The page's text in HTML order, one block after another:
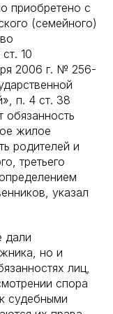
приобретено с
(семейного)
10
2006 г. № 256-
п. 4 ст. 38
жилое
родителей и
третьего
указал
дали
но и
лиц,
спора
судебными